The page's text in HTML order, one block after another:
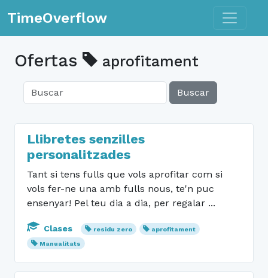
TimeOverflow Toggle
Ofertas aprofitament
Buscar
Llibretes senzilles
personalitzades
Tant si tens fulls que vols aprofitar com si
vols fer-ne una amb fulls nous, te'n puc
ensenyar! Pel teu dia a dia, per regalar ...
Clases residu zero
aprofitament
Manualitats